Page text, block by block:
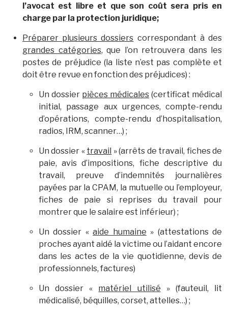
l’avocat est libre et que son coût sera pris en
charge par la protection juridique;
Préparer plusieurs dossiers correspondant à des
grandes catégories, que l’on retrouvera dans les
postes de préjudice (la liste n’est pas complète et
doit être revue en fonction des préjudices) :
Un dossier pièces médicales (certificat médical
initial, passage aux urgences, compte-rendu
d’opérations, compte-rendu d’hospitalisation,
radios, IRM, scanner…) ;
Un dossier « travail » (arrêts de travail, fiches de
paie, avis d’impositions, fiche descriptive du
travail, preuve d’indemnités journalières
payées par la CPAM, la mutuelle ou l’employeur,
fiches de paie si reprises du travail pour
montrer que le salaire est inférieur) ;
Un dossier «aide humaine » (attestations de
proches ayant aidé la victime ou l’aidant encore
dans les actes de la vie quotidienne, devis de
professionnels, factures)
Un dossier « matériel utilisé » (fauteuil, lit
médicalisé, béquilles, corset, attelles…) ;